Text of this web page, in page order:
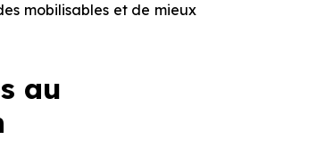
mobilisables et de mieux
au